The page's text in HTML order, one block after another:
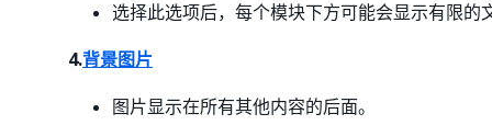
选择此选项后，每个模块下方可能会显示有限的
4.背景图片
图片显示在所有其他内容的后面。